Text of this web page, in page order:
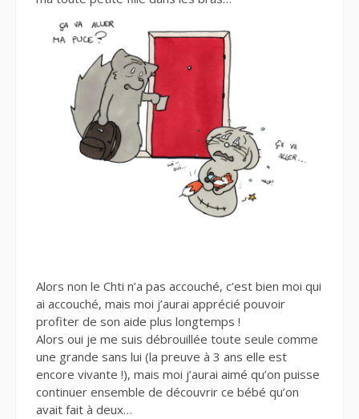
Alors non le Chti n’a pas accouché, c’est bien moi qui
ai accouché, mais moi j’aurai apprécié pouvoir
profiter de son aide plus longtemps !
Alors oui je me suis débrouillée toute seule comme
une grande sans lui (la preuve à 3 ans elle est
encore vivante !), mais moi j’aurai aimé qu’on puisse
continuer ensemble de découvrir ce bébé qu’on
avait fait à deux…